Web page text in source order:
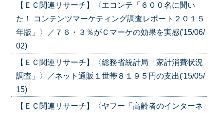
【ＥＣ関連リサーチ】〈エコンテ「６００名に聞い
た！ コンテンツマーケティング調査レポート２０１５
年版」〉／７６・３％がＣマーケの効果を実感('15/06/
02)
【ＥＣ関連リサーチ】〈総務省統計局「家計消費状況
調査」〉／ネット通販１世帯８１９５円の支出('15/05/
15)
【ＥＣ関連リサーチ】〈ヤフー「高齢者のインターネ